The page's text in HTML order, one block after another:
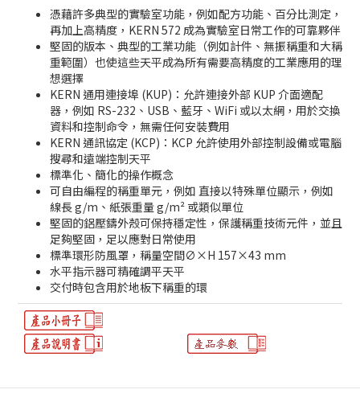
憑藉許多典型的實驗室功能，例如配方功能、百分比測定，
再加上高精度，KERN 572 成為實驗室日常工作的可靠夥伴
堅固的版本、典型的工業功能（例如計件、無振稱重和大稱
重範圍）也使這些天平成為所有需要高精度的工業應用的理
想選擇
KERN 通用連接埠 (KUP)：允許連接外部 KUP 介面適配
器，例如 RS-232、USB、藍牙、WiFi 或以太網，用於交換
資料和控制命令，無需任何安裝費用
KERN 通訊協定 (KCP)：KCP 允許使用外部控制設備或電腦
搜尋和遠端控制天平
標準化、簡化的操作概念
可自由編程的稱重單元，例如 直接以特殊單位顯示，例如
線長 g/m、紙張重量 g/m² 或類似單位
堅固的鋁壓鑄外殼可保持穩定性，保護稱重技術元件，並且
足夠堅固，足以應對日常使用
標準環形防風罩，稱量空間∅×H 157×43 mm
水平指示器可精確調平天平
交付時包含用於地板下稱重的環